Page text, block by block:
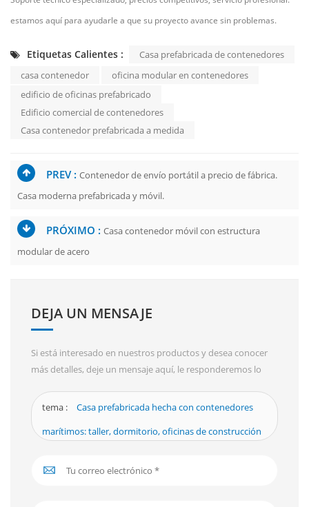
estamos aquí para ayudarle a que su proyecto avance sin problemas.
Etiquetas Calientes :
Casa prefabricada de contenedores
casa contenedor
oficina modular en contenedores
edificio de oficinas prefabricado
Edificio comercial de contenedores
Casa contenedor prefabricada a medida
PREV : Contenedor de envío portátil a precio de fábrica.
Casa moderna prefabricada y móvil.
PRÓXIMO : Casa contenedor móvil con estructura
modular de acero
DEJA UN MENSAJE
Si está interesado en nuestros productos y desea conocer
más detalles, deje un mensaje aquí, le responderemos lo
tema :
Casa prefabricada hecha con contenedores
marítimos: taller, dormitorio, oficinas de construcción